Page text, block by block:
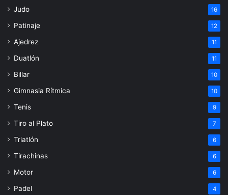
Judo 16
Patinaje 12
Ajedrez 11
Duatlón 11
Billar 10
Gimnasia Rítmica 10
Tenis 9
Tiro al Plato 7
Triatlón 6
Tirachinas 6
Motor 6
Padel 4